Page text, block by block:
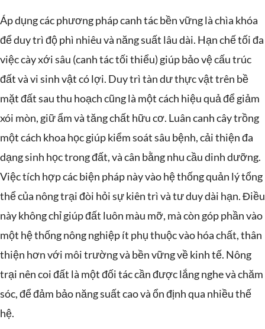
Áp dụng các phương pháp canh tác bền vững là chìa khóa
để duy trì độ phì nhiêu và năng suất lâu dài. Hạn chế tối đa
việc cày xới sâu (canh tác tối thiểu) giúp bảo vệ cấu trúc
đất và vi sinh vật có lợi. Duy trì tàn dư thực vật trên bề
mặt đất sau thu hoạch cũng là một cách hiệu quả để giảm
xói mòn, giữ ẩm và tăng chất hữu cơ. Luân canh cây trồng
một cách khoa học giúp kiểm soát sâu bệnh, cải thiện đa
dạng sinh học trong đất, và cân bằng nhu cầu dinh dưỡng.
Việc tích hợp các biện pháp này vào hệ thống quản lý tổng
thể của nông trại đòi hỏi sự kiên trì và tư duy dài hạn. Điều
này không chỉ giúp đất luôn màu mỡ, mà còn góp phần vào
một hệ thống nông nghiệp ít phụ thuộc vào hóa chất, thân
thiện hơn với môi trường và bền vững về kinh tế. Nông
trại nên coi đất là một đối tác cần được lắng nghe và chăm
sóc, để đảm bảo năng suất cao và ổn định qua nhiều thế
hệ.